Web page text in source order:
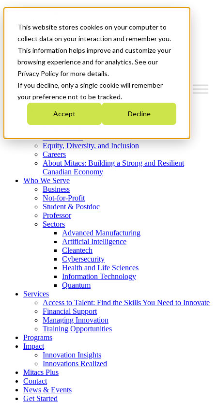
This website stores cookies on your computer to
collect data on your interaction and remember you.
This information helps improve and customize your
browsing experience and for analytics. See our
Privacy Policy for more details.
If you decline, only a single cookie will remember
your preference not to be tracked.
Accept Decline
News & Events
Get Started
Menu
Who We Are
Strategic Plan 2026-2030
What We Do
Equity, Diversity, and Inclusion
Careers
About Mitacs: Building a Strong and Resilient
Canadian Economy
Who We Serve
Business
Not-for-Profit
Student & Postdoc
Professor
Sectors
Advanced Manufacturing
Artificial Intelligence
Cleantech
Cybersecurity
Health and Life Sciences
Information Technology
Quantum
Services
Access to Talent: Find the Skills You Need to Innovate
Financial Support
Managing Innovation
Training Opportunities
Programs
Impact
Innovation Insights
Innovations Realized
Mitacs Plus
Contact
News & Events
Get Started